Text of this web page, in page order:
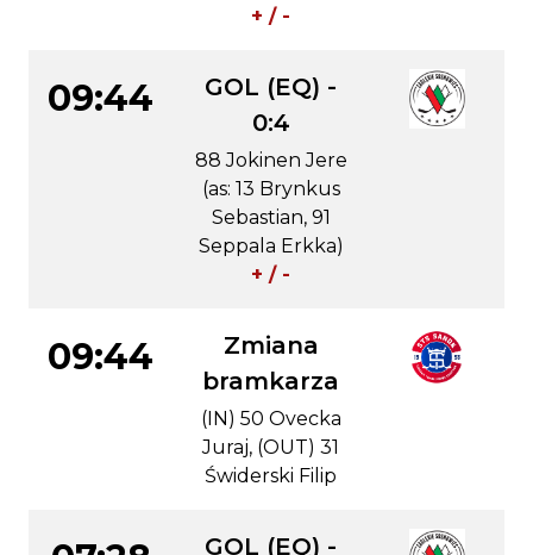
+ / -
09:44
GOL (EQ) -
0:4
88 Jokinen Jere
(as: 13 Brynkus
Sebastian, 91
Seppala Erkka)
+ / -
09:44
Zmiana
bramkarza
(IN) 50 Ovecka
Juraj, (OUT) 31
Świderski Filip
GOL (EQ) -